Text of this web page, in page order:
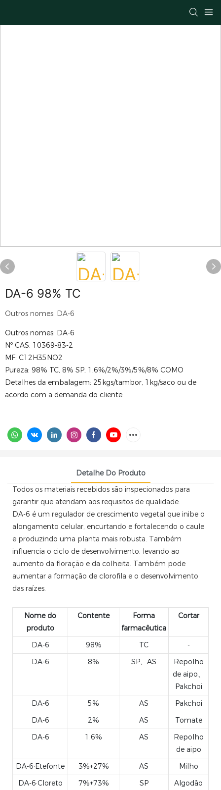
DA-6 98% TC
Outros nomes: DA-6
Outros nomes: DA-6
Nº CAS: 10369-83-2
MF: C12H35NO2
Pureza: 98% TC, 8% SP, 1,6%/2%/3%/5%/8% COMO
Detalhes da embalagem: 25kgs/tambor, 1kg/saco ou de
acordo com a demanda do cliente.
Detalhe Do Produto
Todos os materiais recebidos são inspecionados para
garantir que atendam aos requisitos de qualidade.
DA-6 é um regulador de crescimento vegetal que inibe o
alongamento celular, encurtando e fortalecendo o caule
e produzindo uma planta mais robusta. Também
influencia o ciclo de desenvolvimento, levando ao
aumento da floração e da colheita. Também pode
aumentar a formação de clorofila e o desenvolvimento
das raízes.
Nome do
produto
Contente
Forma
farmacêutica
Cortar
DA-6 98% TC
-
DA-6
8% SP、AS
Repolho
de aipo、
Pakchoi
DA-6
5% AS
Pakchoi
DA-6
2% AS
Tomate
DA-6
1.6% AS
Repolho
de aipo
DA-6·Etefonte
3%+27% AS
Milho
DA-6·Cloreto
7%+73% SP Algodão